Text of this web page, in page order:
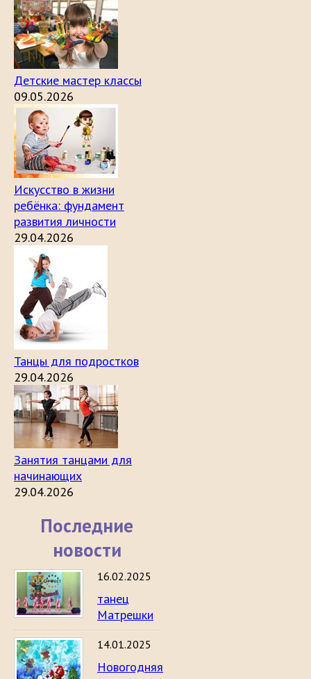
Детские мастер классы
09.05.2026
Искусство в жизни
ребёнка: фундамент
развития личности
29.04.2026
Танцы для подростков
29.04.2026
Занятия танцами для
начинающих
29.04.2026
Последние
новости
16.02.2025
танец
Матрешки
14.01.2025
Новогодняя